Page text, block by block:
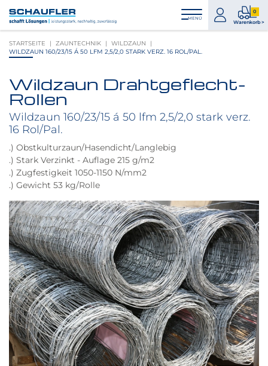
Inhalt
Hauptnavigation
Footernavigation
Logo
Schaufler
verlinkt
zur
MENÜ
zum
Konto
0
Warenkorb >
0
STARTSEITE ZAUNTECHNIK
WILDZAUN
WILDZAUN 160/23/15 Á 50 LFM 2,5/2,0 STARK VERZ. 16 ROL/PAL.
Produktbilder
überspringen
Wildzaun Drahtgeflecht-
Rollen
Wildzaun 160/23/15 á 50 lfm 2,5/2,0 stark verz.
16 Rol/Pal.
.) Obstkulturzaun/Hasendicht/Langlebig
.) Stark Verzinkt - Auflage 215 g/m2
.) Zugfestigkeit 1050-1150 N/mm2
.) Gewicht 53 kg/Rolle